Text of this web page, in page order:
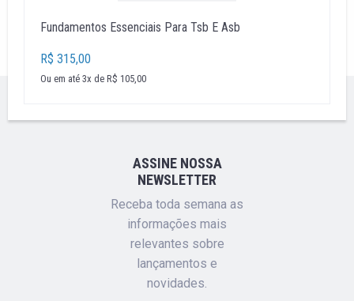
Fundamentos Essenciais Para Tsb E Asb
R$ 315,00
Ou em até 3x de R$ 105,00
ASSINE NOSSA
NEWSLETTER
Receba toda semana as
informações mais
relevantes sobre
lançamentos e
novidades.